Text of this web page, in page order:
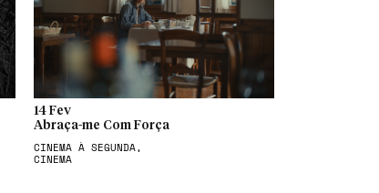
14 Fev
Abraça-me Com Força
CINEMA À SEGUNDA,
CINEMA